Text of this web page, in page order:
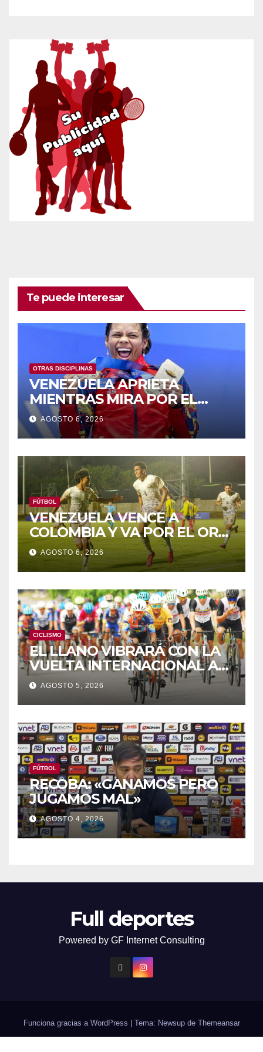
Te puede interesar
OTRAS DISCIPLINAS
VENEZUELA APRIETA
MIENTRAS MIRA POR EL
RETROVISOR
AGOSTO 6, 2026
FÚTBOL
VENEZUELA VENCE A
COLOMBIA Y VA POR EL ORO
DE LOS JCAC
AGOSTO 6, 2026
CICLISMO
EL LLANO VIBRARÁ CON LA
VUELTA INTERNACIONAL A
ZAMORA
AGOSTO 5, 2026
FÚTBOL
RECOBA: «GANAMOS PERO
JUGAMOS MAL»
AGOSTO 4, 2026
Full deportes
Powered by GF Internet Consulting
Funciona gracias a WordPress Tema: Newsup de Themeansar